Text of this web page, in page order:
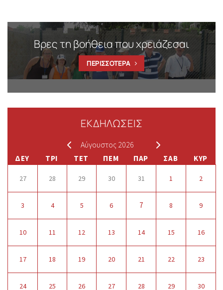
Βρες τη βοήθεια που χρειάζεσαι
ΠΕΡΙΣΣΟΤΕΡΑ
ΕΚΔΗΛΩΣΕΙΣ
Αύγουστος 2026
ΔΕΥ ΤΡΙ ΤΕΤ ΠΕΜ ΠΑΡ ΣΑΒ ΚΥΡ
27 28 29 30 31 1 2
3 4 5 6 7 8 9
10 11 12 13 14 15 16
17 18 19 20 21 22 23
24 25 26 27 28 29 30